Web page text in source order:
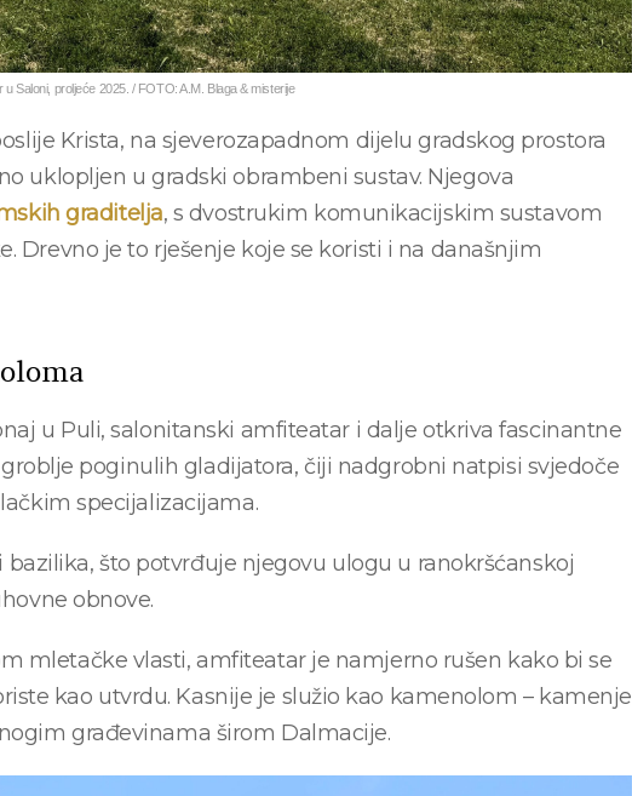
u Saloni, proljeće 2025. / FOTO: A.M. Blaga & misterije
Krista, na sjeverozapadnom dijelu gradskog prostora
uklopljen u gradski obrambeni sustav. Njegova
graditelja, s dvostrukim komunikacijskim sustavom
Drevno je to rješenje koje se koristi i na današnjim
u Puli, salonitanski amfiteatar i dalje otkriva fascinantne
poginulih gladijatora, čiji nadgrobni natpisi svjedoče
specijalizacijama.
što potvrđuje njegovu ulogu u ranokršćanskoj
obnove.
mletačke vlasti, amfiteatar je namjerno rušen kako bi se
kao utvrdu. Kasnije je služio kao kamenolom – kamenje
građevinama širom Dalmacije.